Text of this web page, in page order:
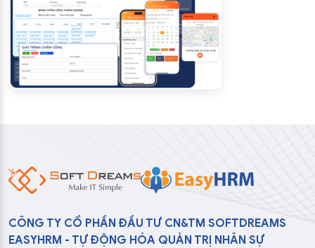
CÔNG TY CỔ PHẦN ĐẦU TƯ CN&TM SOFTDREAMS
EASYHRM - TỰ ĐỘNG HÓA QUẢN TRỊ NHÂN SỰ